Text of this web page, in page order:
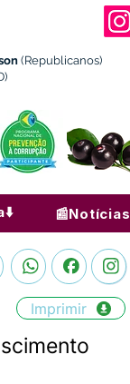
(Republicanos)
📰Notícias
Imprimir